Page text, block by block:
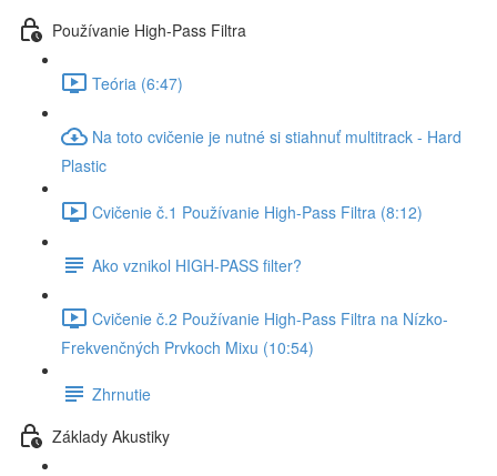
Používanie High-Pass Filtra
Teória (6:47)
Na toto cvičenie je nutné si stiahnuť multitrack - Hard
Plastic
Cvičenie č.1 Používanie High-Pass Filtra (8:12)
Ako vznikol HIGH-PASS filter?
Cvičenie č.2 Používanie High-Pass Filtra na Nízko-
Frekvenčných Prvkoch Mixu (10:54)
Zhrnutie
Základy Akustiky